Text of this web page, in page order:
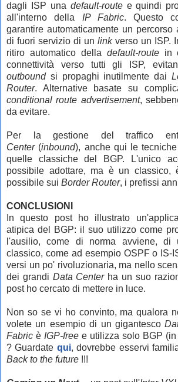
dagli ISP una default-routee quindi
all'interno della IP Fabric. Questo
garantire automaticamente un percorso
di fuori servizio di un link verso un ISP.
ritiro automatico della default-routein
connettività verso tutti gli ISP,
outbound si propaghi inutilmente dai
Router. Alternative basate su
conditional route advertisement,
da evitare.
Per la gestione del traffico
Center(inbound), anche qui le
quelle classiche del BGP. L'unico
possibile adottare, ma è un classico,
possibile sui Border Router, i prefissi
CONCLUSIONI
In questo post ho illustrato
atipica del BGP: il suo utilizzo come
l'ausilio, come di norma avviene, di
classico, come ad esempio OSPF o IS-
versi un po' rivoluzionaria, ma nello
dei grandi Data Centerha un suo
post ho cercato di mettere in luce.
Non so se vi ho convinto, ma qualora
volete un esempio di un gigantesco
Fabric è IGP-free e utilizza solo BGP
? Guardate qui, dovrebbe esservi
Back to the future !!!